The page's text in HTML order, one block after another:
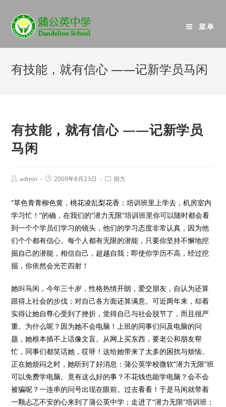
菜单
有技能，就有信心 ——记新学员马闲
有技能，就有信心 ——记新学员
马闲
admin 2009年8月23日 捐方
“草色青青柳色黄，桃花凌乱梨花香；培训班里上学去，机房室内
学习忙！”的确，在我们的“潜力无限”培训班里你可以随时都会看
到一个个学员们学习的镜头，他们的学习态度非常认真，因为他
们个个都有信心。每个人都有无限的潜能，只要你坚持不懈地挖
掘自己的潜能，相信自己，超越自我；即使你学历不高，经过挖
掘，你依然会光芒四射！
她叫马闲，今年三十岁，性格热情开朗，爱交朋友，自认为还算
跟得上社会的步伐；对自己各方面还算满意。可近两年来，却着
实得让她自尊心受到了挫折，觉得自己与社会脱节了，而且很严
重。为什么呢？因为她不会电脑！上班的同事们问及电脑的问
题，她根本插不上话像文盲。从网上买东西，要老公和朋友帮
忙，同事们都笑话她，哎呀！这给她带来了太多的困扰与烦恼。
正在她烦闷之时，她听到了好消息：蒲公英学校微软“潜力无限”班
可以免费学电脑。竟有这么好的事？不花钱也能学电脑？会不会
被骗呢？一连串的问号出现在眼前。过去看看！于是马闲就带着
一颗忐忑不安的心来到了蒲公英中学；走进了“潜力无限”培训班；